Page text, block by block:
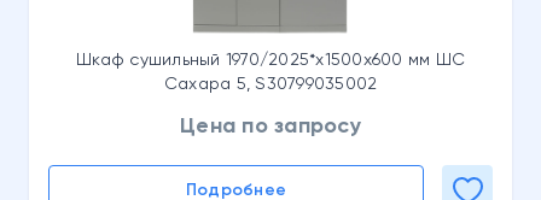
Шкаф сушильный 1970/2025*x1500x600 мм ШС
Сахара 5, S30799035002
Цена по запросу
Подробнее